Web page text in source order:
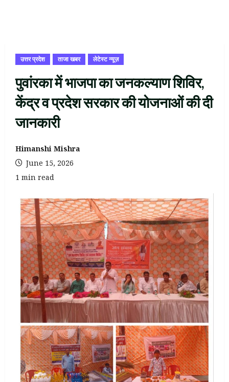
उत्तर प्रदेश ताजा खबर लेटेस्ट न्यूज़
पुवांरका में भाजपा का जनकल्याण शिविर,
केंद्र व प्रदेश सरकार की योजनाओं की दी
जानकारी
Himanshi Mishra
June 15, 2026
1 min read